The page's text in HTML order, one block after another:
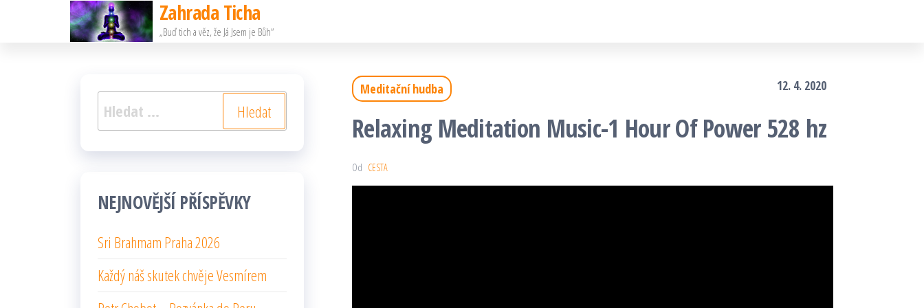
Zahrada Ticha
„Buď tich a věz, že Já Jsem je Bůh“
Meditační hudba 12. 4. 2020
Relaxing Meditation Music-1 Hour Of Power 528 hz
Od CESTA
Vyhledávání
NEJNOVĚJŠÍ PŘÍSPĚVKY
Sri Brahmam Praha 2026
Každý náš skutek chvěje Vesmírem